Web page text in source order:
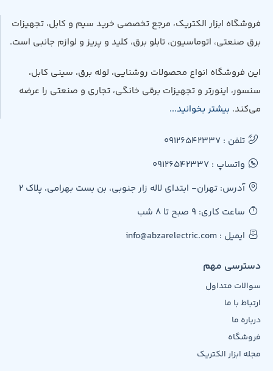
فروشگاه ابزار الکتریک، مرجع تخصصی خرید سیم و کابل، تجهیزات
برق صنعتی، اتوماسیون، تابلو برق، کلید و پریز و لوازم جانبی است.
این فروشگاه انواع محصولات روشنایی، لوله برق، سینی کابل،
سنسور، اینورتر و تجهیزات برقی خانگی، تجاری و صنعتی را عرضه
می‌کند. بیشتر بخوانید...
تلفن : 09126542337
واتساپ : 09126542337
آدرس: تهران- ابتدای لاله زار جنوبی، بن بست بهرامی، پلاک 2
ساعت کاری: 9 صبح تا 8 شب
ایمیل : info@abzarelectric.com
دسترسی مهم
سوالات متداول
ارتباط با ما
درباره ما
فروشگاه
مجله ابزار الکتریک